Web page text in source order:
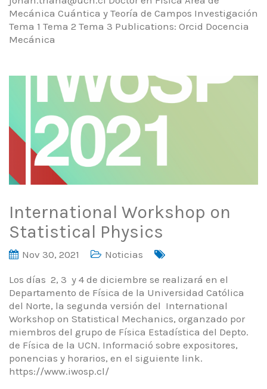
Mecánica Cuántica y Teoría de Campos Investigación
Tema 1 Tema 2 Tema 3 Publications: Orcid Docencia
Mecánica
International Workshop on
Statistical Physics
Nov 30, 2021 Noticias
Los días 2, 3 y 4 de diciembre se realizará en el
Departamento de Física de la Universidad Católica
del Norte, la segunda versión del International
Workshop on Statistical Mechanics, organzado por
miembros del grupo de Física Estadística del Depto.
de Física de la UCN. Informació sobre expositores,
ponencias y horarios, en el siguiente link.
https://www.iwosp.cl/